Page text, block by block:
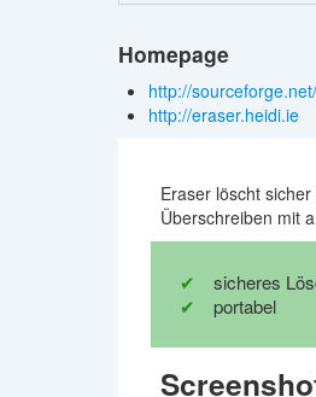
Homepage
http://
http://eraser.heidi.ie
Eraser löscht
Überschreiben mit
sicheres
portabel